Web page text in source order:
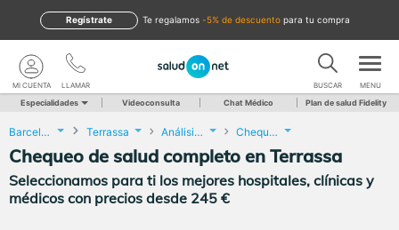
te regalamos -5% de descuento para tu compra
Regístrate
LLAMAR
MI CUENTA BUSCAR MENU
Especialidades Videoconsulta Chat Médico Plan de salud Fidelity
Barcelona Terrassa Análisis Clínicos Chequeo de salud completo
Chequeo de salud completo en Terrassa
Seleccionamos para ti los mejores hospitales, clínicas y
médicos con precios desde 245 €